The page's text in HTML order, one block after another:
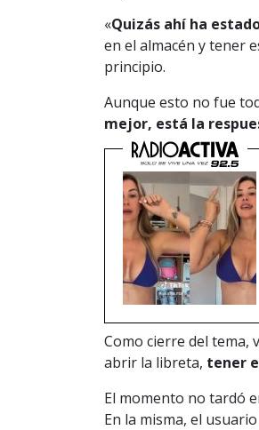
«Quizás ahí ha
en el almacén y tener
principio.
Aunque esto no fue
mejor, está la
Como cierre del tema,
abrir la libreta, tener
El momento no tardó
En la misma, el usuario